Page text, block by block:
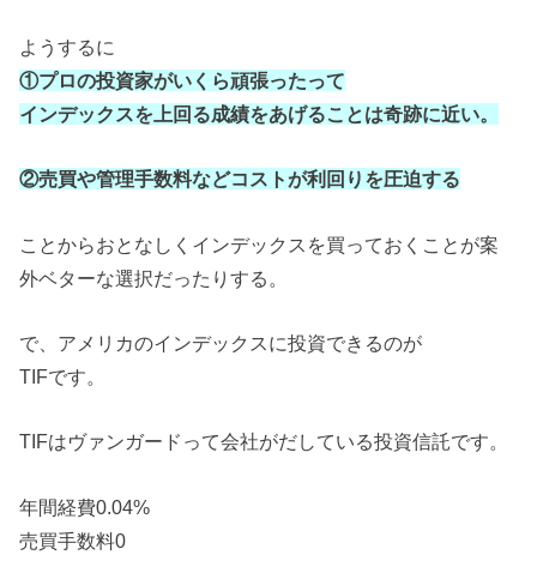
ようするに
①プロの投資家がいくら頑張ったって
インデックスを上回る成績をあげることは奇跡に近い。
②売買や管理手数料などコストが利回りを圧迫する
ことからおとなしくインデックスを買っておくことが案
外ベターな選択だったりする。
で、アメリカのインデックスに投資できるのが
TIFです。
TIFはヴァンガードって会社がだしている投資信託です。
年間経費0.04%
売買手数料0